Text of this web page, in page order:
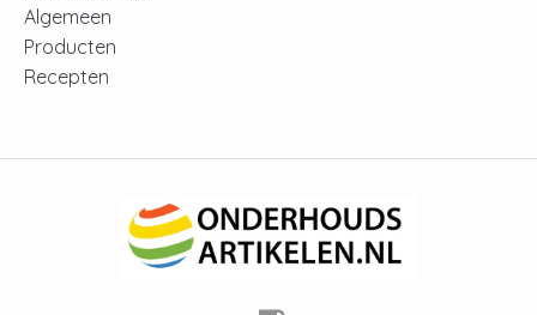
Algemeen
Producten
Recepten